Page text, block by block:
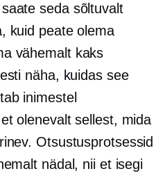
seda sõltuvalt
kuid peate olema
vähemalt kaks
näha, kuidas see
inimestel
olenevalt sellest, mida
Otsustusprotsessid
nädal, nii et isegi